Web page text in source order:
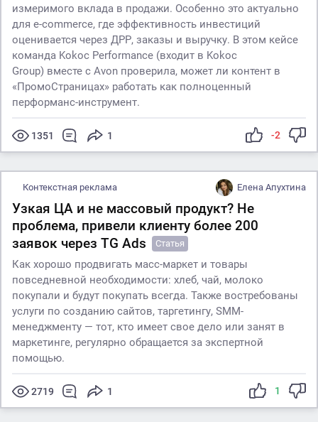
измеримого вклада в продажи. Особенно это актуально
для e-commerce, где эффективность инвестиций
оценивается через ДРР, заказы и выручку. В этом кейсе
команда Kokoc Performance (входит в Kokoc
Group) вместе с Avon проверила, может ли контент в
«ПромоСтраницах» работать как полноценный
перформанс-инструмент.
1351 1 -2
Контекстная реклама Елена Апухтина
Узкая ЦА и не массовый продукт? Не
проблема, привели клиенту более 200
заявок через TG Ads
Статья
Как хорошо продвигать масс-маркет и товары
повседневной необходимости: хлеб, чай, молоко
покупали и будут покупать всегда. Также востребованы
услуги по созданию сайтов, таргетингу, SMM-
менеджменту — тот, кто имеет свое дело или занят в
маркетинге, регулярно обращается за экспертной
помощью.
2719 1 1